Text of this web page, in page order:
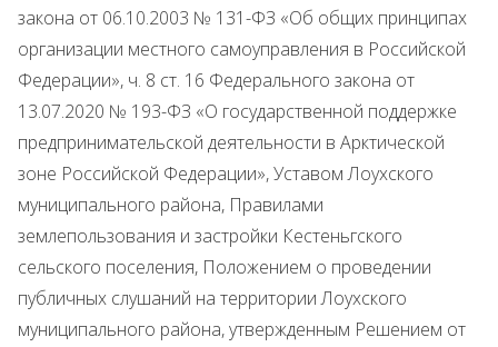
закона от 06.10.2003 № 131-ФЗ «Об общих принципах
организации местного самоуправления в Российской
Федерации», ч. 8 ст. 16 Федерального закона от
13.07.2020 № 193-ФЗ «О государственной поддержке
предпринимательской деятельности в Арктической
зоне Российской Федерации», Уставом Лоухского
муниципального района, Правилами
землепользования и застройки Кестеньгского
сельского поселения, Положением о проведении
публичных слушаний на территории Лоухского
муниципального района, утвержденным Решением от